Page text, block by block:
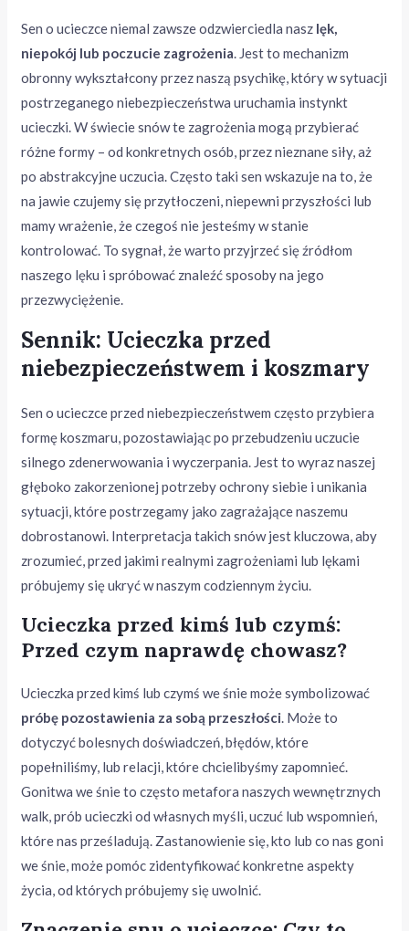
Sen o ucieczce niemal zawsze odzwierciedla nasz lęk,
niepokój lub poczucie zagrożenia. Jest to mechanizm
obronny wykształcony przez naszą psychikę, który w sytuacji
postrzeganego niebezpieczeństwa uruchamia instynkt
ucieczki. W świecie snów te zagrożenia mogą przybierać
różne formy – od konkretnych osób, przez nieznane siły, aż
po abstrakcyjne uczucia. Często taki sen wskazuje na to, że
na jawie czujemy się przytłoczeni, niepewni przyszłości lub
mamy wrażenie, że czegoś nie jesteśmy w stanie
kontrolować. To sygnał, że warto przyjrzeć się źródłom
naszego lęku i spróbować znaleźć sposoby na jego
przezwyciężenie.
Sennik: Ucieczka przed
niebezpieczeństwem i koszmary
Sen o ucieczce przed niebezpieczeństwem często przybiera
formę koszmaru, pozostawiając po przebudzeniu uczucie
silnego zdenerwowania i wyczerpania. Jest to wyraz naszej
głęboko zakorzenionej potrzeby ochrony siebie i unikania
sytuacji, które postrzegamy jako zagrażające naszemu
dobrostanowi. Interpretacja takich snów jest kluczowa, aby
zrozumieć, przed jakimi realnymi zagrożeniami lub lękami
próbujemy się ukryć w naszym codziennym życiu.
Ucieczka przed kimś lub czymś:
Przed czym naprawdę chowasz?
Ucieczka przed kimś lub czymś we śnie może symbolizować
próbę pozostawienia za sobą przeszłości. Może to
dotyczyć bolesnych doświadczeń, błędów, które
popełniliśmy, lub relacji, które chcielibyśmy zapomnieć.
Gonitwa we śnie to często metafora naszych wewnętrznych
walk, prób ucieczki od własnych myśli, uczuć lub wspomnień,
które nas prześladują. Zastanowienie się, kto lub co nas goni
we śnie, może pomóc zidentyfikować konkretne aspekty
życia, od których próbujemy się uwolnić.